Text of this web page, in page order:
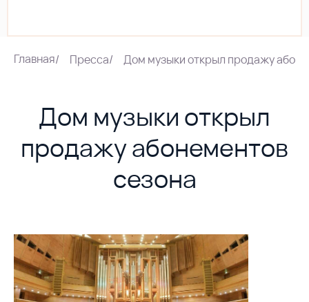
Главная/ Пресса/ Дом музыки открыл продажу
Дом музыки открыл
продажу абонементов
сезона